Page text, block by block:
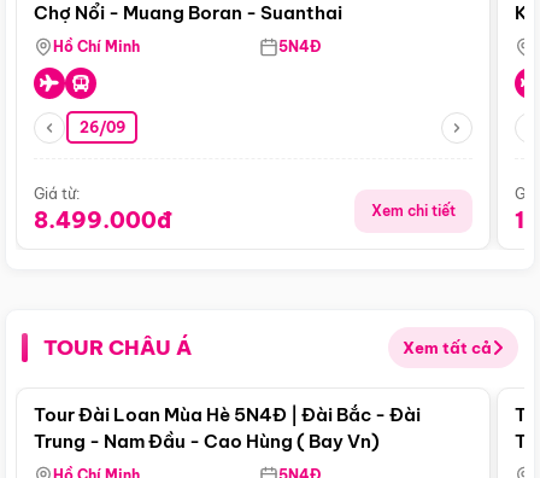
Chợ Nổi - Muang Boran - Suanthai
Hồ Chí Minh 5N4Đ
26/09
Giá từ:
8.499.000đ Xem chi tiết
TOUR CHÂU Á Xem tất cả
Điểm nổi bật
Tour Đài Loan Mùa Hè 5N4Đ | Đài Bắc - Đài
Trung - Nam Đầu - Cao Hùng ( Bay Vn)